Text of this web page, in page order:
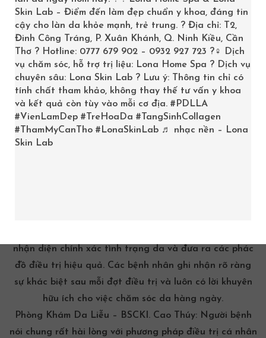
Nhiều người dân Hậu Giang đã có những trải nghiệm
tích cực với các phòng khám được nêu trên.Chọn được
phòng khám da liễu Hậu Giangchất lượng là quyết
định quan trọng.
Phòng Khám Da Liễu (38 Chiêm Thành Tân):
người đánh giá cao không gian thân thiện, đội ngũ y
bác sĩ tận tâm và sự nhanh chóng trong việc cấp cứu
nhận diện chính xác tình trạng da và đưa ra các phác
đồ điều trị hiệu quả. Các bệnh nhân ghi nhận rõ ràng
sự khác biệt sau mỗi đợt điều trị và luôn có lời khuyên
hữu ích cho việc chăm sóc da hàng ngày.
Phòng Khám Da Liễu – BSCKI. Cao Thúy:Người bệnh
nói chung rất hài lòng với phương pháp điều trị cá nhân
Skin Lab – Điểm đến làm đẹp chuẩn y khoa, đáng tin
cậy cho làn da khỏe mạnh, trẻ trung. ? Địa chỉ: T2,
Đinh Công Tráng, P. Xuân Khánh, Q. Ninh Kiều, Cần
Thơ ? Hotline: 0777 679 902 – 0932 927 723 ?‍♀️ Dịch
vụ chăm sóc, hỗ trợ trị liệu: Lona Home Spa ? Dịch vụ
chuyên sâu: Lona Skin Lab ? Lưu ý: Thông tin chỉ có
tính chất tham khảo, không thay thế tư vấn y khoa
và kết quả còn tùy vào mỗi cơ địa. #PDLLA
#VienLamDep #TreHoaDa #TangSinhCollagen
#ThamMyCanTho #LonaSkinLab ♬ nhạc nền – Lona
Skin Lab